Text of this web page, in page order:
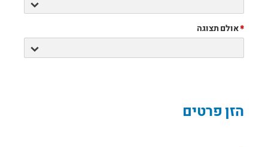
*אולם תצוגה
הזן פרטים